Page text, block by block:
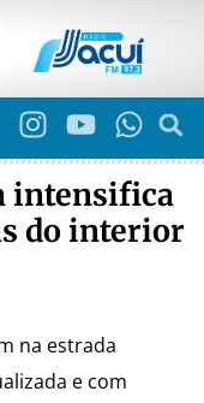
intensifica
do interior
na estrada
e com